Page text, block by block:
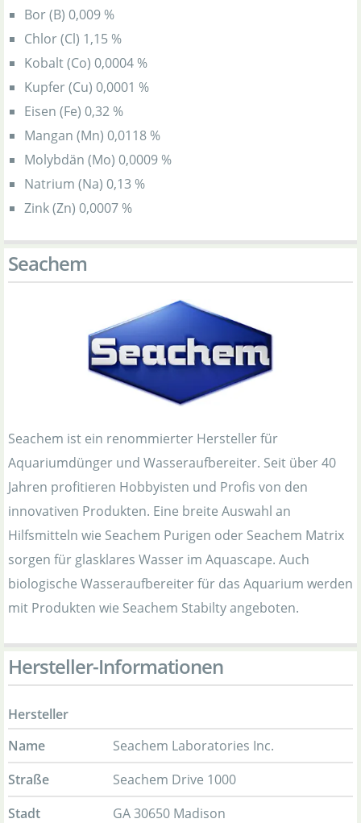
Bor (B) 0,009 %
Chlor (Cl) 1,15 %
Kobalt (Co) 0,0004 %
Kupfer (Cu) 0,0001 %
Eisen (Fe) 0,32 %
Mangan (Mn) 0,0118 %
Molybdän (Mo) 0,0009 %
Natrium (Na) 0,13 %
Zink (Zn) 0,0007 %
Seachem
Seachem ist ein renommierter Hersteller für
Aquariumdünger und Wasseraufbereiter. Seit über 40
Jahren profitieren Hobbyisten und Profis von den
innovativen Produkten. Eine breite Auswahl an
Hilfsmitteln wie Seachem Purigen oder Seachem Matrix
sorgen für glasklares Wasser im Aquascape. Auch
biologische Wasseraufbereiter für das Aquarium werden
mit Produkten wie Seachem Stabilty angeboten.
Hersteller-Informationen
Hersteller
Name
Seachem Laboratories Inc.
Straße
Seachem Drive 1000
Stadt
GA 30650 Madison